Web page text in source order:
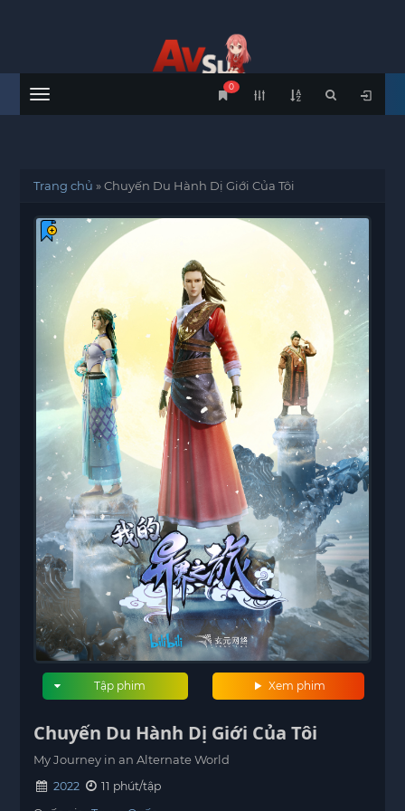
Menu
0
Trang chủ »Chuyến Du Hành Dị Giới Của Tôi
Xem phim
Tập phim
Chuyến Du Hành Dị Giới Của Tôi
My Journey in an Alternate World
2022
11 phút/tập